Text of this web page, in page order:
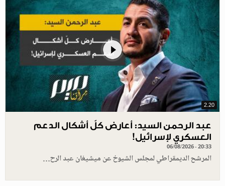
2.20
عبد الرحمن السيد: أعارض كلّ أشكال الدعم
العسكري لإسرائيل!
06/08/2026 - 20:33
المرشح الديمقراطي لمجلس الشيوخ عن ميشيغان عبد الرح…